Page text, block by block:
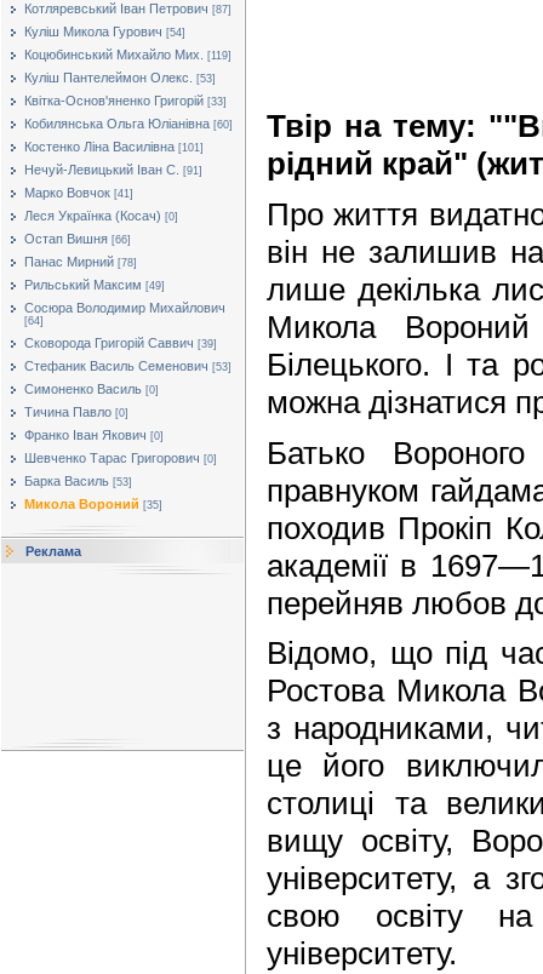
Котляревський Іван Петрович [87]
Куліш Микола Гурович [54]
Коцюбинський Михайло Мих. [119]
Куліш Пантелеймон Олекс. [53]
Квітка-Основ'яненко Григорій [33]
Кобилянська Ольга Юліанівна [60]
Костенко Ліна Василівна [101]
Нечуй-Левицький Іван С. [91]
Марко Вовчок [41]
Леся Українка (Косач) [0]
Остап Вишня [66]
Панас Мирний [78]
Рильський Максим [49]
Сосюра Володимир Михайлович
[64]
Сковорода Григорій Саввич [39]
Стефаник Василь Семенович [53]
Симоненко Василь [0]
Тичина Павло [0]
Франко Іван Якович [0]
Шевченко Тарас Григорович [0]
Барка Василь [53]
Микола Вороний [35]
Реклама
Твір на тему:
рідний край"
Про життя
він не залишив
лише декілька
Микола
Білецького. І та
можна дізнатися
Батько
правнуком
походив Прокіп
академії в
перейняв любов до
Відомо, що під
Ростова Микола
з народниками,
це його
столиці та
вищу освіту,
університету, а
свою освіту на
університету.